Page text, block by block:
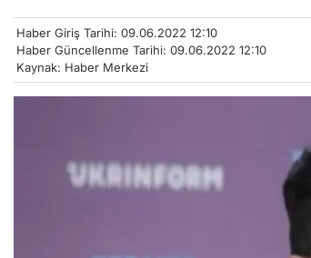
Haber Giriş Tarihi: 09.06.2022 12:10
Haber Güncellenme Tarihi: 09.06.2022 12:10
Kaynak: Haber Merkezi